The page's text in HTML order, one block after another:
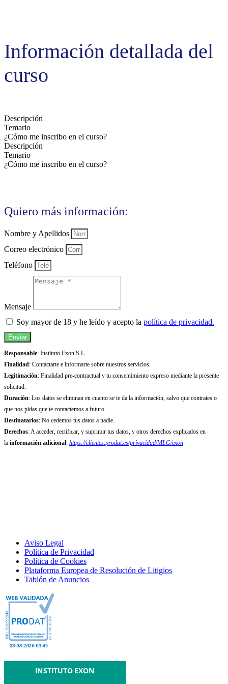
Información detallada del
curso
Descripción
Temario
¿Cómo me inscribo en el curso?
Descripción
Temario
¿Cómo me inscribo en el curso?
Quiero más información:
Nombre y Apellidos
Correo electrónico
Teléfono
Mensaje
Soy mayor de 18 y he leído y acepto la política de privacidad.
Enviar
Responsable: Instituto Exon S.L.
Finalidad: Contactarte e informarte sobre nuestros servicios.
Legitimación: Finalidad pre-contractual y tu consentimiento expreso mediante la presente
solicitud.
Duración: Los datos se eliminan en cuanto se te da la información, salvo que contrates o
que nos pidas que te contactemos a futuro.
Destinatarios: No cedemos tus datos a nadie.
Derechos: A acceder, rectificar, y suprimir tus datos, y otros derechos explicados en
la información adicional: https://clientes.prodat.es/privacidad/MLG/exon
Aviso Legal
Política de Privacidad
Política de Cookies
Plataforma Europea de Resolución de Litigios
Tablón de Anuncios